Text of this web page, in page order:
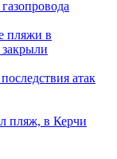
пляжи в
атак
пляж, в Керчи